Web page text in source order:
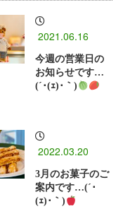
2021.06.16
今週の営業日の
お知らせです…
(´･(ｪ)･｀)
2022.03.20
3月のお菓子のご
案内です…(´･
(ｪ)･｀)